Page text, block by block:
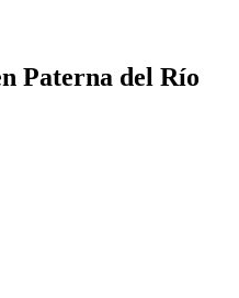
Paterna del Río